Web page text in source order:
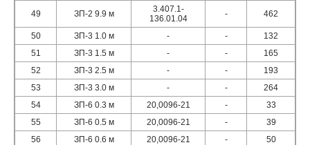
49 ЗП-2 9.9 м
3.407.1-
136.01.04
- 462
50 ЗП-3 1.0 м - -
132
51
ЗП-3 1.5 м - -
165
52
ЗП-3 2.5 м - -
193
53
ЗП-3 3.0 м - -
264
54
ЗП-6 0.3 м 20,0096-21 -
33
55
ЗП-6 0.5 м 20,0096-21 -
39
56
ЗП-6 0.6 м 20,0096-21 -
50